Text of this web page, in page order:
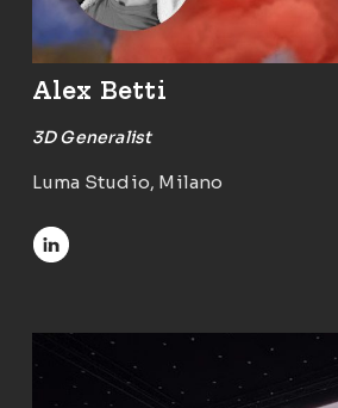
Alex Betti
3D Generalist
Luma Studio, Milano